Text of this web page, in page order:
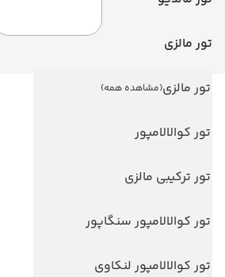
تور مالزی
تور مالزی(مشاهده همه)
تور کوالالامپور
تور ترکیبی مالزی
تور کوالالامپور سنگاپور
تور کوالالامپور لنکاوی
ویزا
ویزا کانادا
تماس با ما